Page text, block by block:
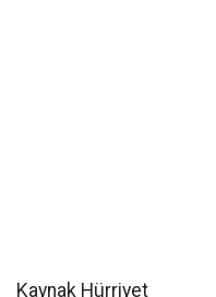
Kaynak Hürriyet